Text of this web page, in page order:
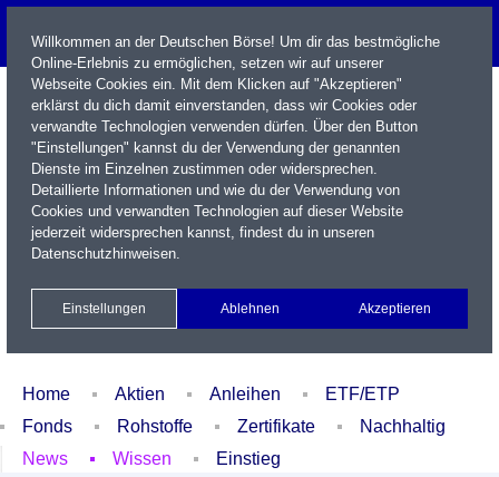
Name / WKN / ISIN / Kürzel
Xetra Realtime
Watchlist Portfolio Login
Home Aktien Anleihen
ETF/ETP
Fonds
Rohstoffe Zertifikate
Nachhaltig
News
Wissen Einstieg
Willkommen an der Deutschen Börse! Um dir das bestmögliche
Online-Erlebnis zu ermöglichen, setzen wir auf unserer
Webseite Cookies ein. Mit dem Klicken auf "Akzeptieren"
erklärst du dich damit einverstanden, dass wir Cookies oder
verwandte Technologien verwenden dürfen. Über den Button
"Einstellungen" kannst du der Verwendung der genannten
Dienste im Einzelnen zustimmen oder widersprechen.
Detaillierte Informationen und wie du der Verwendung von
Cookies und verwandten Technologien auf dieser Website
jederzeit widersprechen kannst, findest du in unseren
Datenschutzhinweisen.
Einstellungen Ablehnen Akzeptieren